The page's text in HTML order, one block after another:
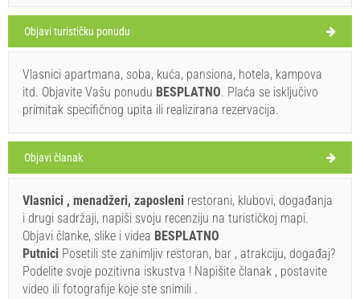
28°C
subota,
8.8.26. 27°C
nedelja,
9.8.26. 28°C vedro
Konoba Regula (Restoran) Luka
Ivan Nane (Facebook page)
385023372075 regula-zman@hotmail.com
WORKING HOURS
Objavi turističku ponudu
Vlasnici apartmana, soba, kuća, pansiona, hotela, kampova
itd. Objavite Vašu ponudu BESPLATNO. Plaća se isključivo
primitak specifičnog upita ili realizirana rezervacija.
Objavi članak
Vlasnici , menadžeri, zaposleni restorani, klubovi, događanja
i drugi sadržaji, napiši svoju recenziju na turističkoj mapi.
Objavi članke, slike i videa BESPLATNO
Putnici Posetili ste zanimljiv restoran, bar , atrakciju, događaj?
Podelite svoje pozitivna iskustva ! Napišite članak , postavite
video ili fotografije koje ste snimili .